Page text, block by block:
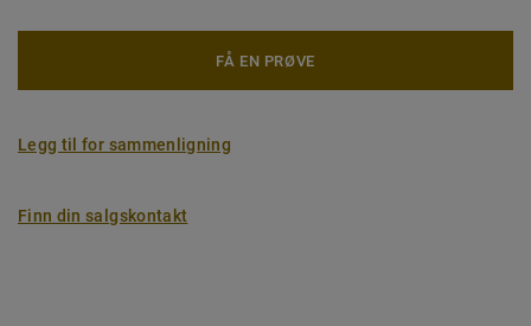
FÅ EN PRØVE
Legg til for sammenligning
Finn din salgskontakt